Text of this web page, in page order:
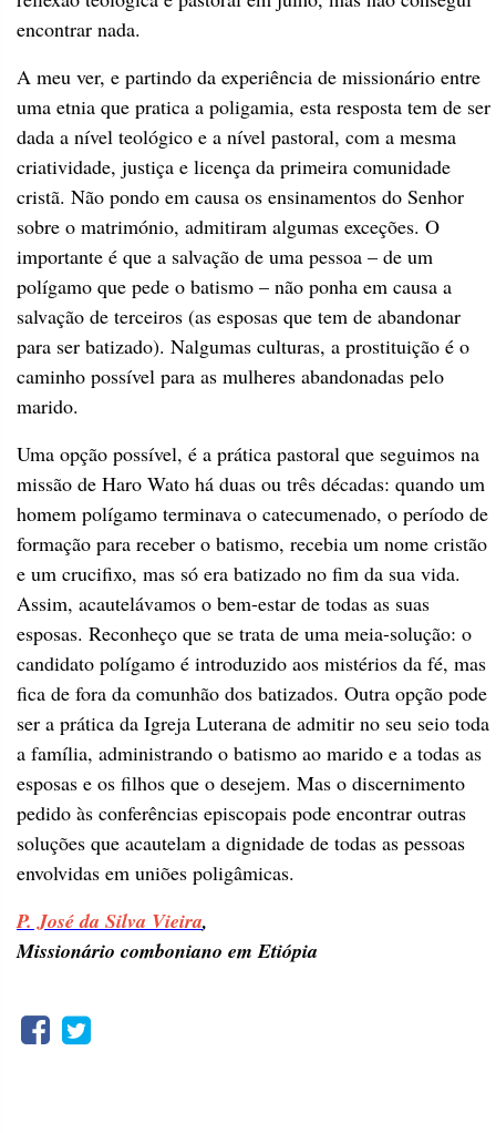
encontrar nada.
A meu ver, e partindo da experiência de missionário entre
uma etnia que pratica a poligamia, esta resposta tem de ser
dada a nível teológico e a nível pastoral, com a mesma
criatividade, justiça e licença da primeira comunidade
cristã. Não pondo em causa os ensinamentos do Senhor
sobre o matrimónio, admitiram algumas exceções. O
importante é que a salvação de uma pessoa – de um
polígamo que pede o batismo – não ponha em causa a
salvação de terceiros (as esposas que tem de abandonar
para ser batizado). Nalgumas culturas, a prostituição é o
caminho possível para as mulheres abandonadas pelo
marido.
Uma opção possível, é a prática pastoral que seguimos na
missão de Haro Wato há duas ou três décadas: quando um
homem polígamo terminava o catecumenado, o período de
formação para receber o batismo, recebia um nome cristão
e um crucifixo, mas só era batizado no fim da sua vida.
Assim, acautelávamos o bem-estar de todas as suas
esposas. Reconheço que se trata de uma meia-solução: o
candidato polígamo é introduzido aos mistérios da fé, mas
fica de fora da comunhão dos batizados. Outra opção pode
ser a prática da Igreja Luterana de admitir no seu seio toda
a família, administrando o batismo ao marido e a todas as
esposas e os filhos que o desejem. Mas o discernimento
pedido às conferências episcopais pode encontrar outras
soluções que acautelam a dignidade de todas as pessoas
envolvidas em uniões poligâmicas.
P. José da Silva Vieira,
Missionário comboniano em Etiópia